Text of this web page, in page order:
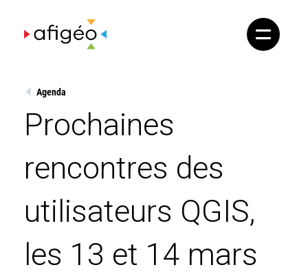
content
Agenda
Prochaines
rencontres des
utilisateurs QGIS,
les 13 et 14 mars